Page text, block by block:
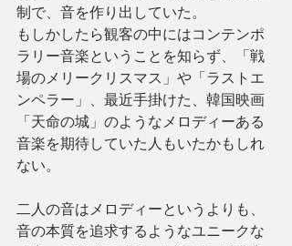
制で、音を作り出していた。
もしかしたら観客の中にはコンテンポ
ラリー音楽ということを知らず、「戦
場のメリークリスマス」や「ラストエ
ンペラー」、最近手掛けた、韓国映画
「天命の城」のようなメロディーある
音楽を期待していた人もいたかもしれ
ない。
二人の音はメロディーというよりも、
音の本質を追求するようなユニークな